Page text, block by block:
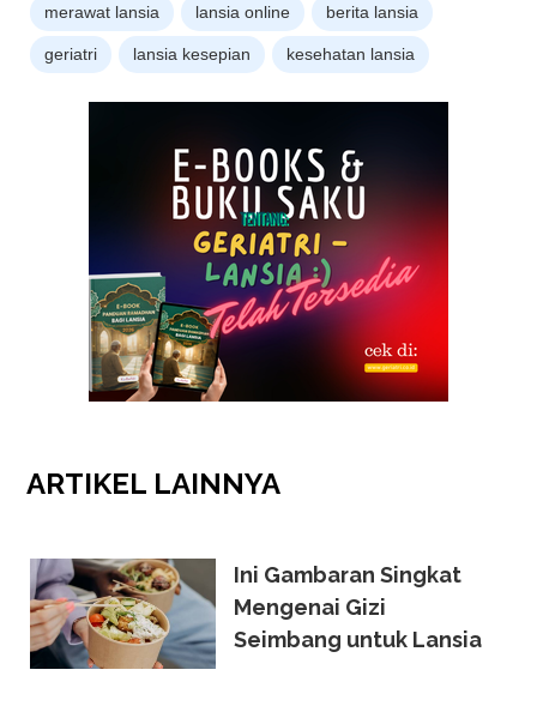
merawat lansia lansia online berita lansia
geriatri lansia kesepian kesehatan lansia
ARTIKEL LAINNYA
Ini Gambaran Singkat
Mengenai Gizi
Seimbang untuk Lansia